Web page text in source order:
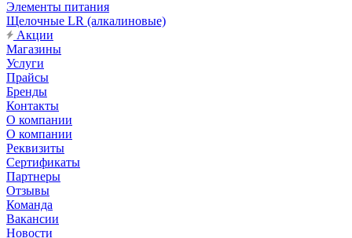
Элементы питания
Щелочные LR (алкалиновые)
Акции
Магазины
Услуги
Прайсы
Бренды
Контакты
О компании
О компании
Реквизиты
Сертификаты
Партнеры
Отзывы
Команда
Вакансии
Новости